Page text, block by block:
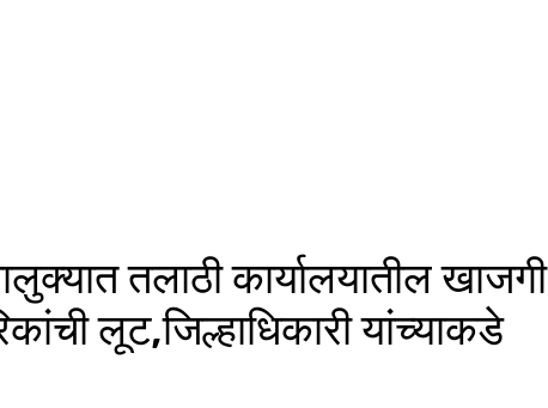
तलाठी कार्यालयातील खाजगी
लूट,जिल्हाधिकारी यांच्याकडे